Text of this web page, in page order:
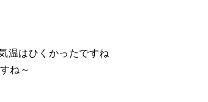
温はひくかったですね
ね～